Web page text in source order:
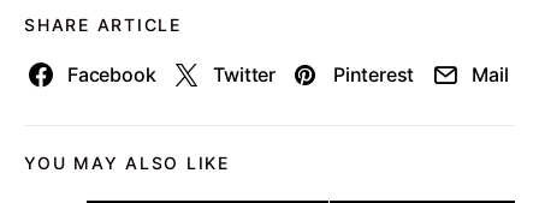
SHARE ARTICLE
Facebook Twitter Pinterest Mail
YOU MAY ALSO LIKE